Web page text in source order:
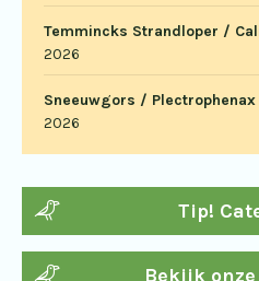
Temmincks Strandloper /
2026
Sneeuwgors /
2026
Tip!
Bekijk